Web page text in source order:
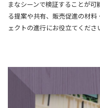
まなシーンで検証することが可
る提案や共有、販売促進の材
ェクトの進行にお役立てくださ